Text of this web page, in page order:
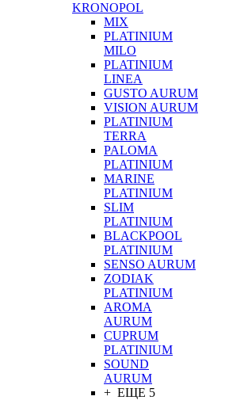
KRONOPOL
MIX
PLATINIUM
MILO
PLATINIUM
LINEA
GUSTO AURUM
VISION AURUM
PLATINIUM
TERRA
PALOMA
PLATINIUM
MARINE
PLATINIUM
SLIM
PLATINIUM
BLACKPOOL
PLATINIUM
SENSO AURUM
ZODIAK
PLATINIUM
AROMA
AURUM
CUPRUM
PLATINIUM
SOUND
AURUM
+ ЕЩЕ 5